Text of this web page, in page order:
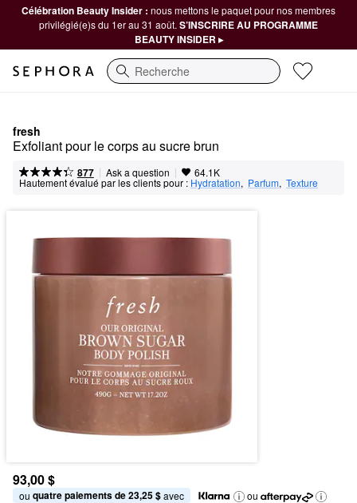
Célébration Beauty Insider : nous mettons le paquet pour nos membres
privilégié(e)s du 1er au 31 août. S’INSCRIRE AU PROGRAMME
BEAUTY INSIDER ▸
Recherche
fresh
Exfoliant pour le corps au sucre brun
877 | Ask a question | 64.1K
Hautement évalué par les clients pour : Hydratation, Parfum, Texture
93,00 $
ou quatre paiements de 23,25 $ avec
ou